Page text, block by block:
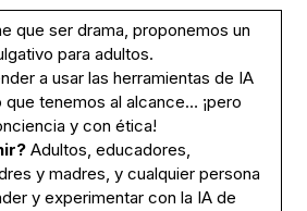
que ser drama, proponemos un
para adultos.
a usar las herramientas de IA
tenemos al alcance… ¡pero
y con ética!
Adultos, educadores,
y madres, y cualquier persona
y experimentar con la IA de